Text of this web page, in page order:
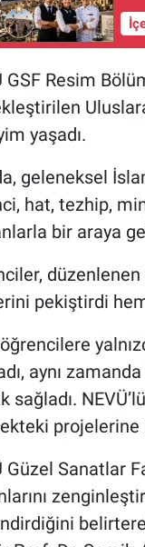
GSF Resim
yaşadı.
geleneksel
hat, tezhip,
bir araya
pekiştirdi
aynı
sağladı.
Güzel Sanatlar